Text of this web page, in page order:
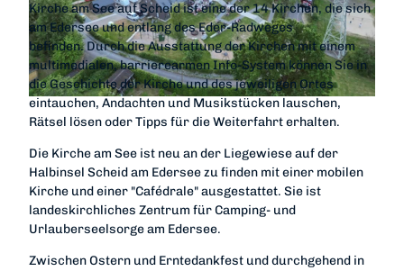
© Kirche unterwegs, Kirche unterwegs |CC-BY-SA
© Kirche unterwegs, Kirche unterwegs |CC-BY-SA
Kirche am See auf Scheid ist eine der 14 Kirchen, die sich
am Edersee und entlang des Eder-Radweges
befinden. Durch die Ausstattung der Kirchen mit einem
multimedialen, barrierearmen Info-System können Sie in
die Geschichte der Kirche und des jeweiligen Ortes
eintauchen, Andachten und Musikstücken lauschen,
Rätsel lösen oder Tipps für die Weiterfahrt erhalten.
Die Kirche am See ist neu an der Liegewiese auf der
Halbinsel Scheid am Edersee zu finden mit einer mobilen
Kirche und einer "Cafédrale" ausgestattet. Sie ist
landeskirchliches Zentrum für Camping- und
Urlauberseelsorge am Edersee.
Zwischen Ostern und Erntedankfest und durchgehend in